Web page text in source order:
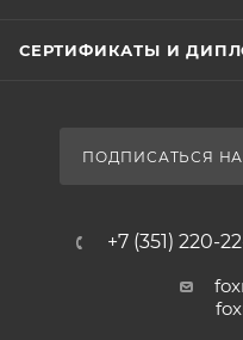
СЕРТИФИКАТЫ И
ПОДПИСАТЬСЯ
+7 (351) 220-